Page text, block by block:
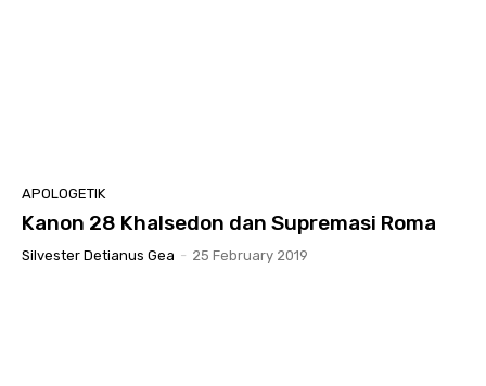
APOLOGETIK
Kanon 28 Khalsedon dan Supremasi Roma
Silvester Detianus Gea - 25 February 2019